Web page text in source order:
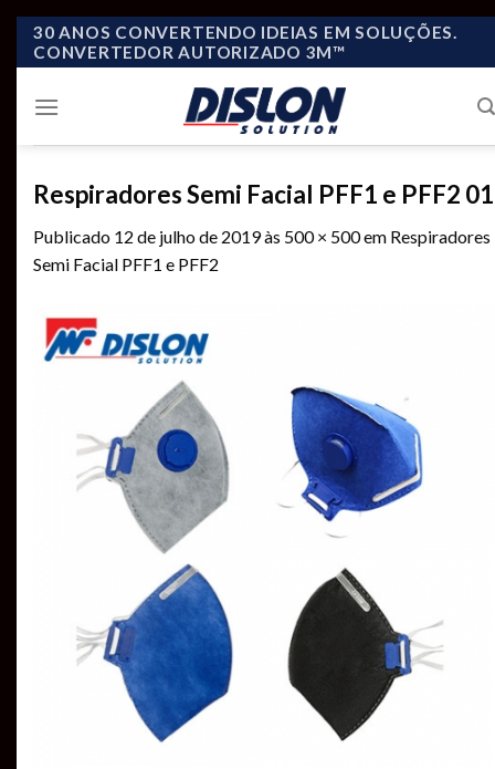
Skip
30 ANOS CONVERTENDO IDEIAS EM SOLUÇÕES.
CONVERTEDOR AUTORIZADO 3M™
Respiradores Semi Facial PFF1 e PFF2 01
Publicado 12 de julho de 2019às 500 × 500em Respiradores
Semi Facial PFF1 e PFF2